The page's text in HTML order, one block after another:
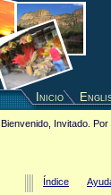
Inicio
Bienvenido, Invitado. Por
Índice